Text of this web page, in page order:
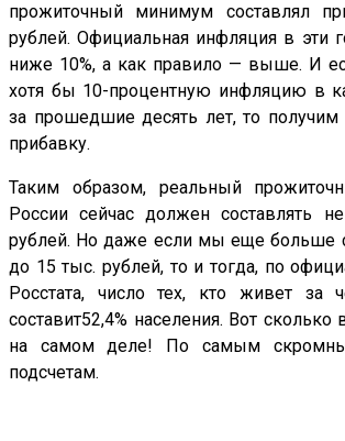
прожиточный минимум составлял
рублей. Официальная инфляция в эти
ниже 10%, а как правило — выше. И
хотя бы 10-процентную инфляцию в
за прошедшие десять лет, то получим
прибавку.
Таким образом, реальный
России сейчас должен составлять
рублей. Но даже если мы еще больше
до 15 тыс. рублей, то и тогда, по
Росстата, число тех, кто живет за
составит52,4% населения. Вот
на самом деле! По самым
подсчетам.